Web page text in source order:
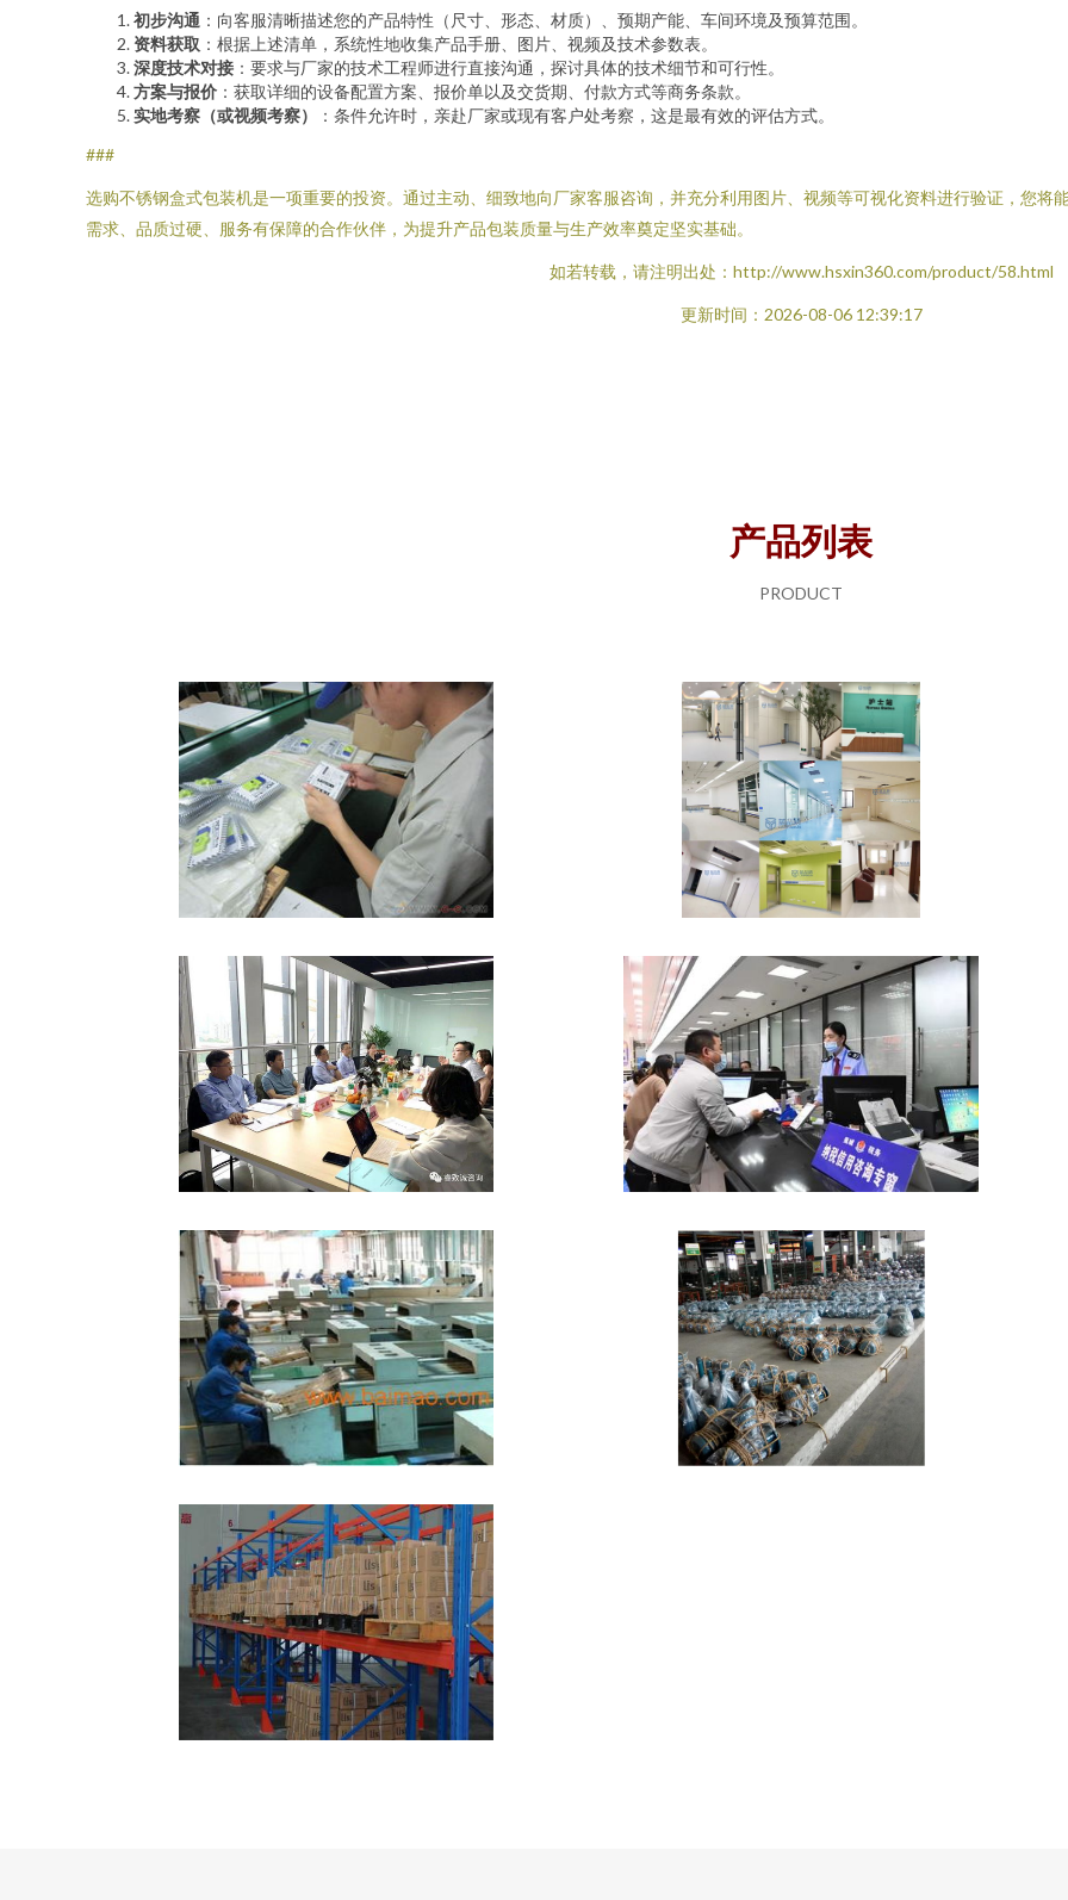
初步沟通 ：向客服清晰描述您的产品特性（尺寸、形态、材质）、预期产能、车间环境及预算范围。
资料获取 ：根据上述清单，系统性地收集产品手册、图片、视频及技术参数表。
深度技术对接 ：要求与厂家的技术工程师进行直接沟通，探讨具体的技术细节和可行性。
方案与报价 ：获取详细的设备配置方案、报价单以及交货期、付款方式等商务条款。
实地考察（或视频考察）
：条件允许时，亲赴厂家或现有客户处考察，这是最有效的评估方式。
###
选购不锈钢盒式包装机是一项重要的投资。通过主动、细致地向厂家客服咨询，并充分利用图片、视频等可视化资料进行验证，您将
需求、品质过硬、服务有保障的合作伙伴，为提升产品包装质量与生产效率奠定坚实基础。
如若转载，请注明出处：http://www.hsxin360.com/product/58.html
更新时间：2026-08-06 12:39:17
产品列表
PRODUCT